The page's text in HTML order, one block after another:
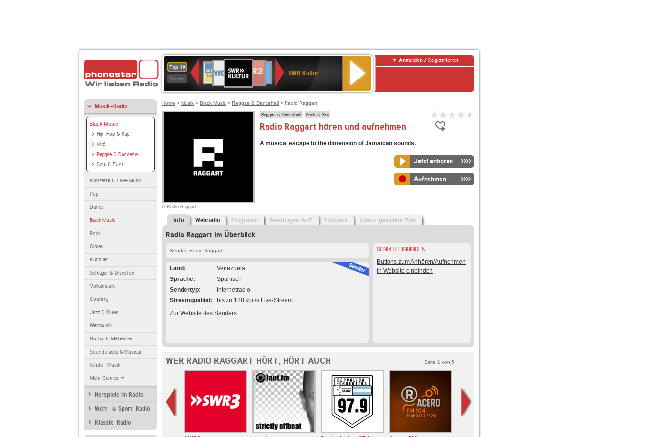
Top 10
Zuletzt
Deutschlandfunk
80er
90er
OLDIE
ANTENNE
SWR3
WDR
4
BR-
KLASSIK
Deutschlandfunk
Kultur
ANTENNE
BAYERN
2
Kultur2
SWR Kultur
Anmelden / Registrieren
Musik-Radio
Black Music
Hip-Hop & Rap
RnB
Reggae & Dancehall
Soul & Funk
Konzerte & Live-Musik
Pop
Dance
Black Music
Rock
Oldies
Künstler
Schlager & Discofox
Volksmusik
Country
Jazz & Blues
Weltmusik
Gothic & Mittelalter
Soundtracks & Musical
Kinder-Musik
Mehr Genres
Hörspiele im Radio
Wort- & Sport-Radio
Klassik-Radio
Home > Musik > Black Music > Reggae & Dancehall > Radio Raggart
© Radio Raggart
Reggae & Dancehall Punk & Ska
Radio Raggart hören und aufnehmen
A musical escape to the dimension of Jamaican sounds.
Jetzt anhören
Aufnehmen
Info Webradio Programm Sendungen A-Z Podcasts zuletzt gespielte Titel
Radio Raggart im Überblick
Sender: Radio Raggart
Land
Venezuela
Sprache
Spanisch
Sendertyp
Internetradio
Streamqualität
bis zu 128 kbit/s Live-Stream
Zur Website des Senders
SENDER EINBINDEN
Buttons zum Anhören/Aufnehmen
in Website einbinden
WER RADIO RAGGART HÖRT, HÖRT AUCH Seite 1 von 5